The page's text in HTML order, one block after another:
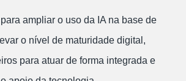
ampliar o uso da IA na base de
o nível de maturidade digital,
para atuar de forma integrada e